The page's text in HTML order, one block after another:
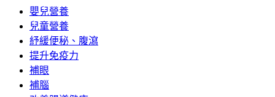
嬰兒營養
兒童營養
紓緩便秘、腹瀉
提升免疫力
補眼
補腦